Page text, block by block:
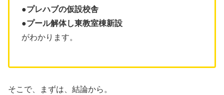
●プレハブの仮設校舎
●プール解体し東教室棟新設
がわかります。
そこで、まずは、結論から。